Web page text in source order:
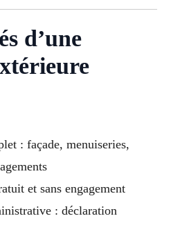
d’une
: façade, menuiseries,
et sans engagement
: déclaration